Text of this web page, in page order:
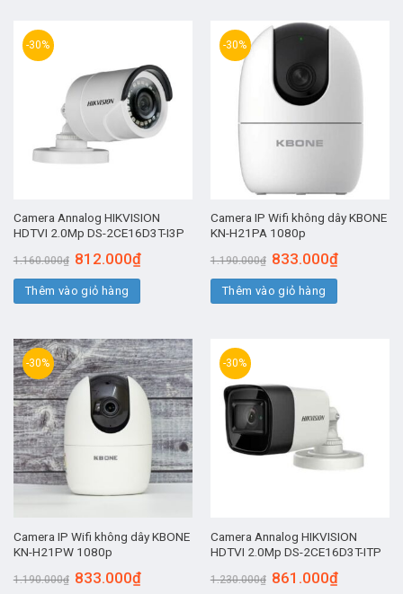
-30%
Camera Annalog HIKVISION
HDTVI 2.0Mp DS-2CE16D3T-I3P
1.160.000₫ Giá
gốc
là:
1.160.000₫.
812.000₫Giá
Thêm vào giỏ hàng
-30%
Camera IP Wifi không dây KBONE
KN-H21PA 1080p
1.190.000₫ Giá
gốc
là:
1.190.000₫.
833.000₫Giá
Thêm vào giỏ hàng
-30%
Camera IP Wifi không dây KBONE
KN-H21PW 1080p
1.190.000₫ Giá
gốc
833.000₫Giá
-30%
Camera Annalog HIKVISION
HDTVI 2.0Mp DS-2CE16D3T-ITP
1.230.000₫ Giá
gốc
861.000₫Giá